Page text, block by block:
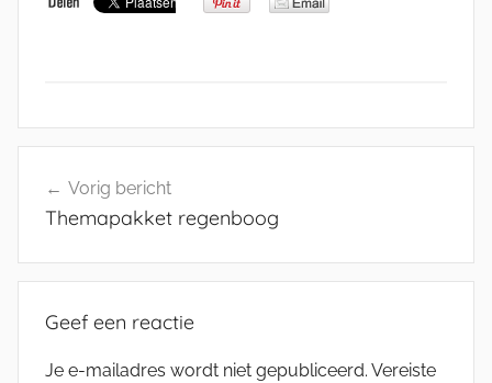
navigatie
Vorig bericht
Themapakket regenboog
Geef een reactie
Je e-mailadres wordt niet gepubliceerd. Vereiste